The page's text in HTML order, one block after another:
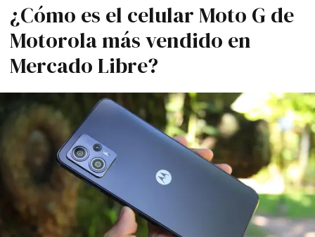
¿Cómo es el celular Moto G de
Motorola más vendido en
Mercado Libre?